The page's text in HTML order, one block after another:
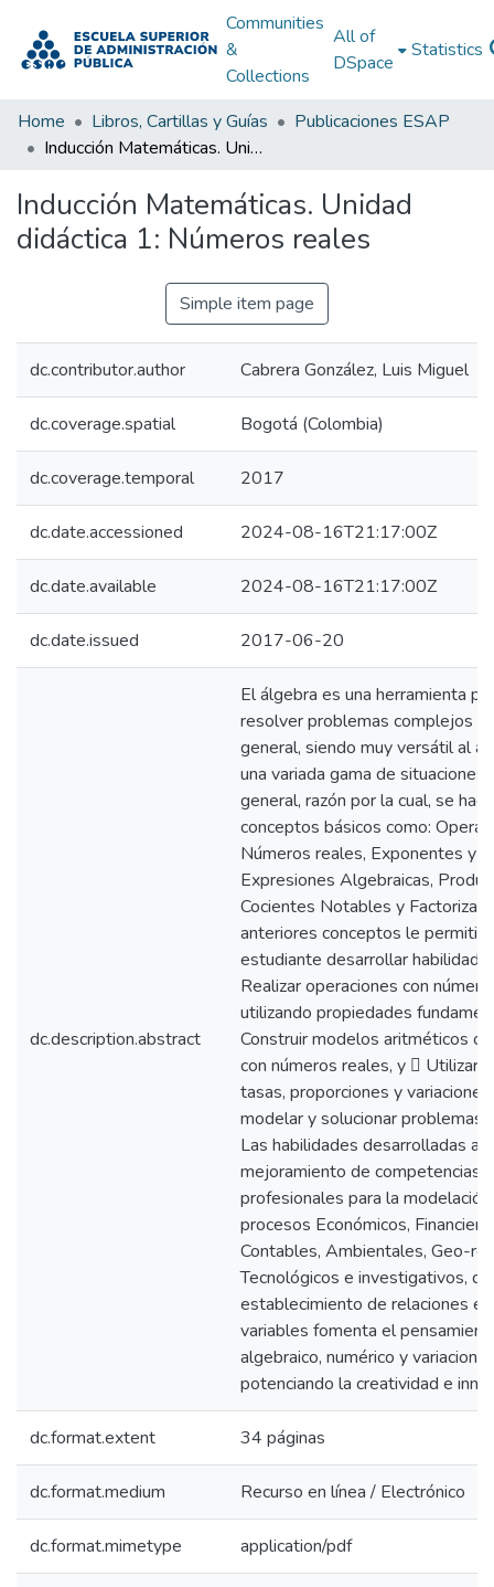
Communities
&
Collections
All of
DSpace
Statistics
Home Libros, Cartillas y Guías
Publicaciones ESAP
Inducción Matemáticas. Unidad didáctica 1: Números reales
Inducción Matemáticas. Unidad
didáctica 1: Números reales
Simple item page
dc.contributor.author Cabrera González, Luis Miguel
dc.coverage.spatial Bogotá (Colombia)
dc.coverage.temporal 2017
dc.date.accessioned 2024-08-16T21:17:00Z
dc.date.available 2024-08-16T21:17:00Z
dc.date.issued 2017-06-20
dc.description.abstract
El álgebra es una herramienta
resolver problemas complejos
general, siendo muy versátil al
una variada gama de situaciones
general, razón por la cual, se
conceptos básicos como:
Números reales, Exponentes y
Expresiones Algebraicas,
Cocientes Notables y
anteriores conceptos le
estudiante desarrollar
Realizar operaciones con
utilizando propiedades
Construir modelos aritméticos o
con números reales, y  Utilizar
tasas, proporciones y
modelar y solucionar problemas
Las habilidades desarrolladas
mejoramiento de competencias
profesionales para la
procesos Económicos,
Contables, Ambientales, Geo-
Tecnológicos e investigativos,
establecimiento de relaciones
variables fomenta el
algebraico, numérico y variacional,
potenciando la creatividad e
dc.format.extent 34 páginas
dc.format.medium Recurso en línea / Electrónico
dc.format.mimetype application/pdf